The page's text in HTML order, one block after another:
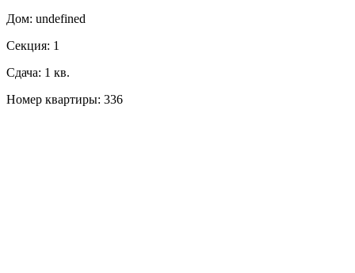
Дом: undefined
Секция: 1
Сдача: 1 кв.
Номер квартиры: 336